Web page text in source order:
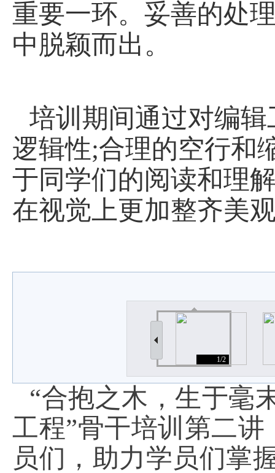
重要一环。妥善的处
中脱颖而出。
培训期间通过对编
逻辑性;合理的空行和
于同学们的阅读和理
在视觉上更加整齐美
1/2
“合抱之木，生于毫
工程”骨干培训第二
员们，助力学员们掌